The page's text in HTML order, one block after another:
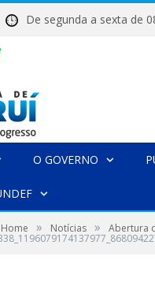
De segunda a sexta
O GOVERNO
Home » Notícias » Abertura